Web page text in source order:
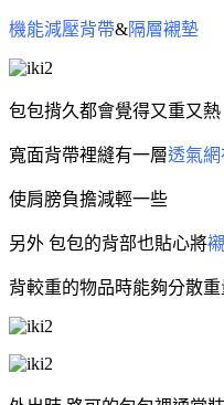
機能減壓背帶&隔層襯墊
包包揹久都會覺得又重又熱
寬面背帶裡縫有一層透氣網
使肩膀負擔減輕一些
另外 包包的背部也貼心將
背較重的物品時能夠分散重